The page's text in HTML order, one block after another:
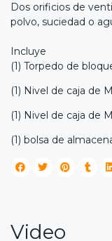
Dos orificios de
polvo, suciedad o
Incluye
(1) Torpedo de
(1) Nivel de caja de
(1) Nivel de caja de
(1) bolsa de
Video